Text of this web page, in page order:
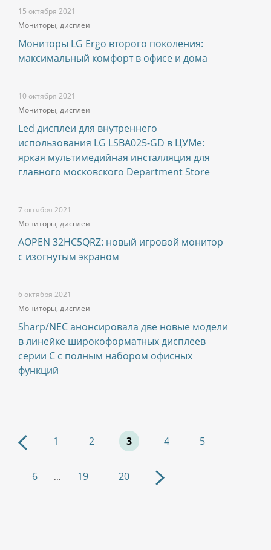
15 октября 2021
Мониторы, дисплеи
Мониторы LG Ergo второго поколения:
максимальный комфорт в офисе и дома
10 октября 2021
Мониторы, дисплеи
Led дисплеи для внутреннего
использования LG LSBA025-GD в ЦУМе:
яркая мультимедийная инсталляция для
главного московского Department Store
7 октября 2021
Мониторы, дисплеи
AOPEN 32HC5QRZ: новый игровой монитор
с изогнутым экраном
6 октября 2021
Мониторы, дисплеи
Sharp/NEC анонсировала две новые модели
в линейке широкоформатных дисплеев
серии C с полным набором офисных
функций
1 2 3 4 5
6 ... 19 20